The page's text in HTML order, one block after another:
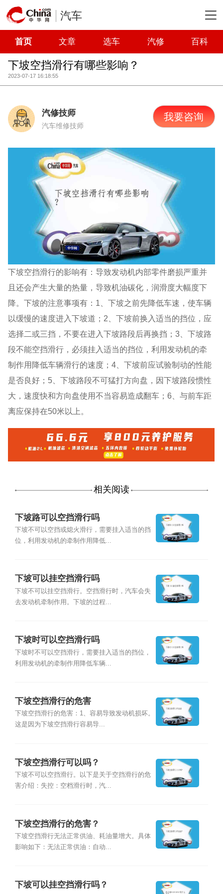
汽车
首页 文章 选车 汽修 百科
下坡空挡滑行有哪些影响？
2023-07-17 16:18:55
汽修技师
汽车维修技师
我要咨询
下坡空挡滑行的影响有：导致发动机内部零件磨损严重并
且还会产生大量的热量，导致机油碳化，润滑度大幅度下
降。下坡的注意事项有：1、下坡之前先降低车速，使车辆
以缓慢的速度进入下坡道；2、下坡前换入适当的挡位，应
选择二或三挡，不要在进入下坡路段后再换挡；3、下坡路
段不能空挡滑行，必须挂入适当的挡位，利用发动机的牵
制作用降低车辆滑行的速度；4、下坡前应试验制动的性能
是否良好；5、下坡路段不可猛打方向盘，因下坡路段惯性
大，速度快和方向盘使用不当容易造成翻车；6、与前车距
离应保持在50米以上。
相关阅读
下坡路可以空挡滑行吗
下坡不可以空挡或熄火滑行，需要挂入适当的挡
位，利用发动机的牵制作用降低...
下坡可以挂空挡滑行吗
下坡不可以挂空挡滑行。空挡滑行时，汽车会失
去发动机牵制作用。下坡的过程...
下坡时可以空挡滑行吗
下坡时不可以空挡滑行，需要挂入适当的挡位，
利用发动机的牵制作用降低车辆...
下坡空挡滑行的危害
下坡空挡滑行的危害：1、容易导致发动机损坏。
这是因为下坡空挡滑行容易导...
下坡空挡滑行可以吗？
下坡不可以空挡滑行。以下是关于空挡滑行的危
害介绍：失控：空档滑行时，汽...
下坡空挡滑行的危害？
下坡空挡滑行无法正常供油、耗油量增大。具体
影响如下：无法正常供油：自动...
下坡可以挂空挡滑行吗？